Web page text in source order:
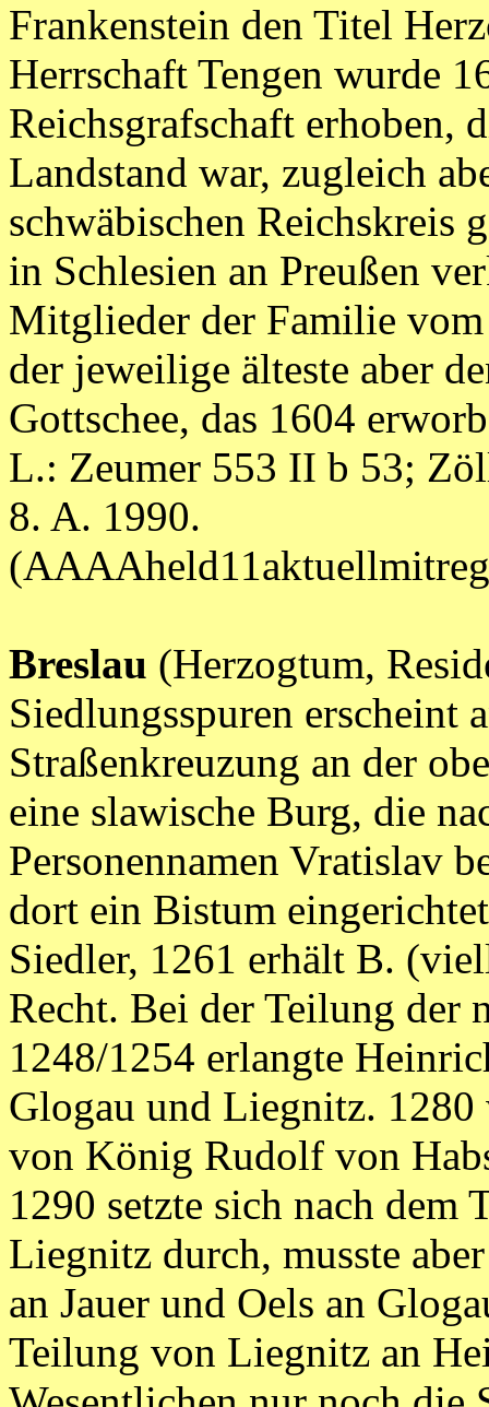
Frankenstein den Titel
Herrschaft Tengen wurde
Reichsgrafschaft erhoben,
Landstand war, zugleich
schwäbischen Reichskreis
in Schlesien an Preußen
Mitglieder der Familie
der jeweilige älteste aber
Gottschee, das 1604
L.: Zeumer 553 II b 53;
8. A. 1990.
Breslau (Herzogtum,
Siedlungsspuren erscheint
Straßenkreuzung an der
eine slawische Burg, die
Personennamen Vratislav
dort ein Bistum
Siedler, 1261 erhält B.
Recht. Bei der Teilung der
1248/1254 erlangte
Glogau und Liegnitz.
von König Rudolf von
1290 setzte sich nach
Liegnitz durch, musste
an Jauer und Oels an
Teilung von Liegnitz an